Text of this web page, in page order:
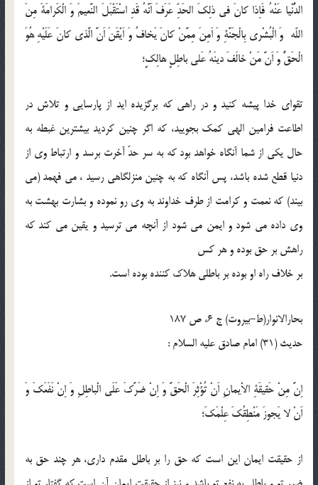
الدُّنْيا عَنْهُ فَاِذا كانَ فى ذلِكَ الحَدِّ عَرَفَ اَنَّهُ قَدِ اسْتَقْبَلَ النَّعيمَ وَ الْكَرامَةَ مِنَ
اللّه وَ الْبُشْرى بِالْجَنَّةِ وَ اَمِنَ مِمَّنْ كانَ يَخافُ وَ اَيْقَنَ اَنَّ الَّذى كانَ عَلَيْهِ هُوَ
الْحَقُّ وَ اَنَّ مَنْ خالَفَ دينَهُ عَلى باطِلٍ هالِكٍ؛
تقواى خدا پيشه كنيد و در راهى كه برگزيده ايد از پارسايى و تلاش در
اطاعت فرامين الهى كمك بجوييد، كه اگر چنين كرديد بيشترين غبطه به
حال يكى از شما آنگاه خواهد بود كه به سر حدّ آخرت برسد و ارتباط وى از
دنيا قطع شده باشد، پس آنگاه كه به چنين منزلگاهى رسيد ، مى فهمد (مى
بيند) كه نعمت و كرامت از طرف خداوند به وى رو نموده و بشارت بهشت به
وى داده مى شود و ايمن مى شود از آنچه مى ترسيد و يقين مى كند كه
راهش بر حق بوده و هر كس
بر خلاف راه او بوده بر باطلى هلاك كننده بوده است.
بحارالانوار(ط-بیروت) ج 6، ص 187
حدیث (31) امام صادق عليه السلام :
اِنَّ مِنْ حَقيقَةِ الاْيمانِ اَنْ تُؤْثِرَ الْحَقَّ وَ اِنْ ضَرَّكَ عَلَى الْباطِلِ وَ اِنْ نَفَعَكَ وَ
اَنْ لا يَجوزَ مَنْطِقُكَ عِلْمَكَ؛
از حقيقت ايمان اين است كه حق را بر باطل مقدم دارى، هر چند حق به